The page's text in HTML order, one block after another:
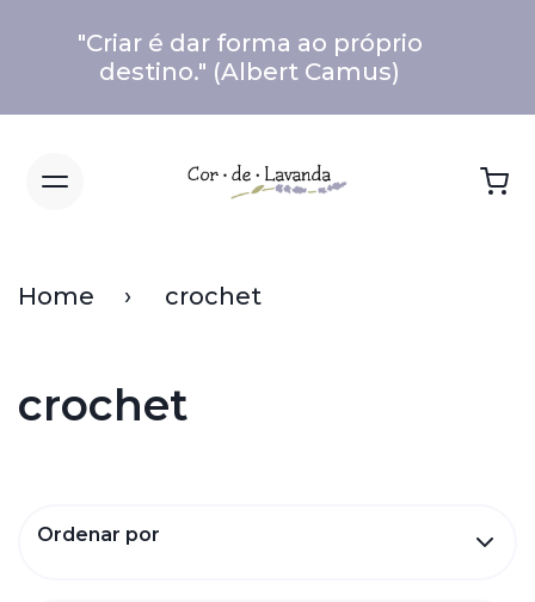
"Criar é dar forma ao próprio
destino." (Albert Camus)
Home crochet
crochet
Ordenar por